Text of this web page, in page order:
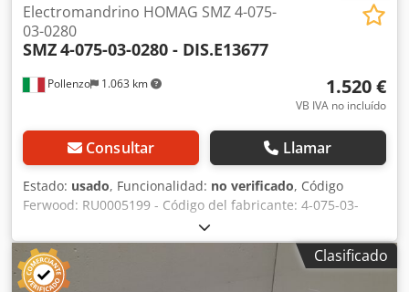
Pollenzo 1.063 km
Electromandrino HOMAG SMZ 4-075-
03-0280
SMZ4-075-03-0280 - DIS.E13677
1.520 €
VB IVA no incluído
Consultar Llamar
Estado: usado, Funcionalidad: no verificado, Código
Ferwood: RU0005199 - Código del fabricante: 4-075-03-
0280 - Estado: Usado - Funcionalidad: No probado -
Máquina compatible: CNC HOMAG - Si está interesado,
ofrecemos un servicio de revisión. Contáctenos.
Codjzmibujpfx Ahbeha
Clasificado